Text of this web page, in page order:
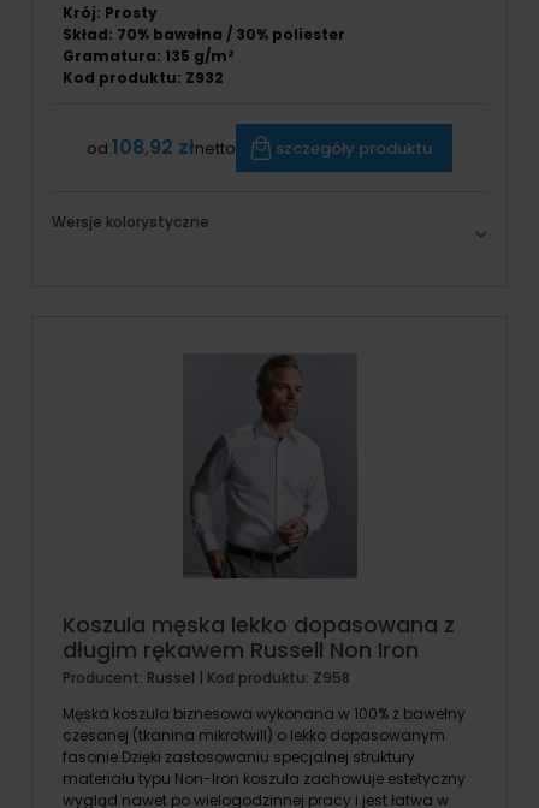
Krój: Prosty
Skład: 70% bawełna / 30% poliester
Gramatura: 135 g/m²
Kod produktu: Z932
od:108,92 złnetto szczegóły produktu
Wersje kolorystyczne
Koszula męska lekko dopasowana z
długim rękawem Russell Non Iron
Producent: Russel | Kod produktu: Z958
Męska koszula biznesowa wykonana w 100% z bawełny
czesanej (tkanina mikrotwill) o lekko dopasowanym
fasonie.Dzięki zastosowaniu specjalnej struktury
materiału typu Non-Iron koszula zachowuje estetyczny
wygląd nawet po wielogodzinnej pracy i jest łatwa w